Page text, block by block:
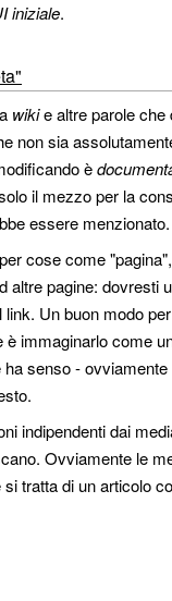
iniziale.
wikie altre parole che
non sia
è
il mezzo per la
essere menzionato.
cose come
altre pagine: dovresti
Un buon modo
è immaginarlo come
senso -
indipendenti dai
Ovviamente le
tratta di un articolo